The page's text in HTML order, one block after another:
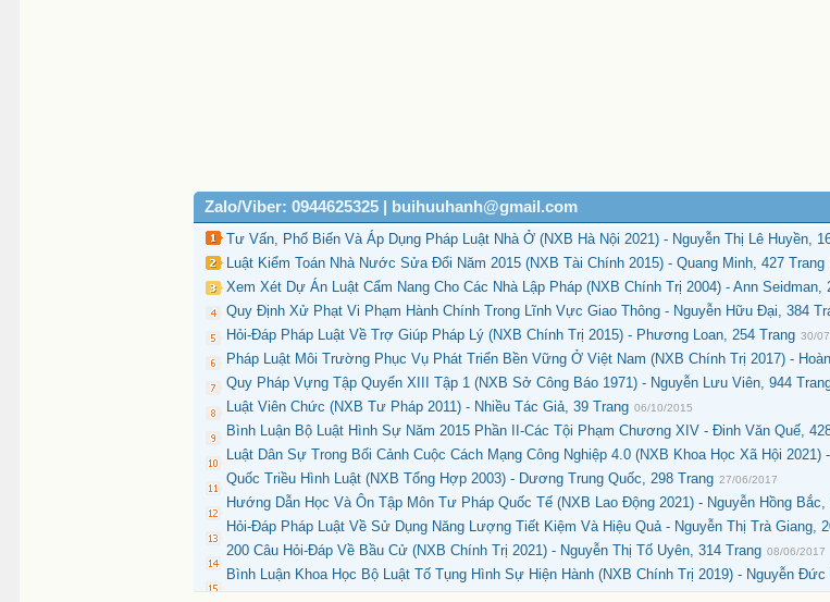
Zalo/Viber: 0944625325 | buihuuhanh@gmail.com
Tư Vấn, Phổ Biến Và Áp Dụng Pháp Luật Nhà Ở (NXB Hà Nội 2021) - Nguyễn Thị Lê Huyền,
Luật Kiểm Toán Nhà Nước Sửa Đổi Năm 2015 (NXB Tài Chính 2015) - Quang Minh, 427 Trang
Xem Xét Dự Án Luật Cẩm Nang Cho Các Nhà Lập Pháp (NXB Chính Trị 2004) - Ann Seidman,
Quy Định Xử Phạt Vi Phạm Hành Chính Trong Lĩnh Vực Giao Thông - Nguyễn Hữu Đại, 384
Hỏi-Đáp Pháp Luật Về Trợ Giúp Pháp Lý (NXB Chính Trị 2015) - Phương Loan, 254 Trang 30/
Pháp Luật Môi Trường Phục Vụ Phát Triển Bền Vững Ở Việt Nam (NXB Chính Trị 2017) -
Quy Pháp Vựng Tập Quyển XIII Tập 1 (NXB Sở Công Báo 1971) - Nguyễn Lưu Viên, 944
Luật Viên Chức (NXB Tư Pháp 2011) - Nhiều Tác Giả, 39 Trang 06/10/2015
Bình Luận Bộ Luật Hình Sự Năm 2015 Phần II-Các Tội Phạm Chương XIV - Đinh Văn Quế,
Luật Dân Sự Trong Bối Cảnh Cuộc Cách Mạng Công Nghiệp 4.0 (NXB Khoa Học Xã Hội 2021)
Quốc Triều Hình Luật (NXB Tổng Hợp 2003) - Dương Trung Quốc, 298 Trang 27/06/2017
Hướng Dẫn Học Và Ôn Tập Môn Tư Pháp Quốc Tế (NXB Lao Động 2021) - Nguyễn Hồng Bắc,
Hỏi-Đáp Pháp Luật Về Sử Dụng Năng Lượng Tiết Kiệm Và Hiệu Quả - Nguyễn Thị Trà Giang,
200 Câu Hỏi-Đáp Về Bầu Cử (NXB Chính Trị 2021) - Nguyễn Thị Tố Uyên, 314 Trang 08/06/2017
Bình Luận Khoa Học Bộ Luật Tố Tụng Hình Sự Hiện Hành (NXB Chính Trị 2019) - Nguyễn Đức